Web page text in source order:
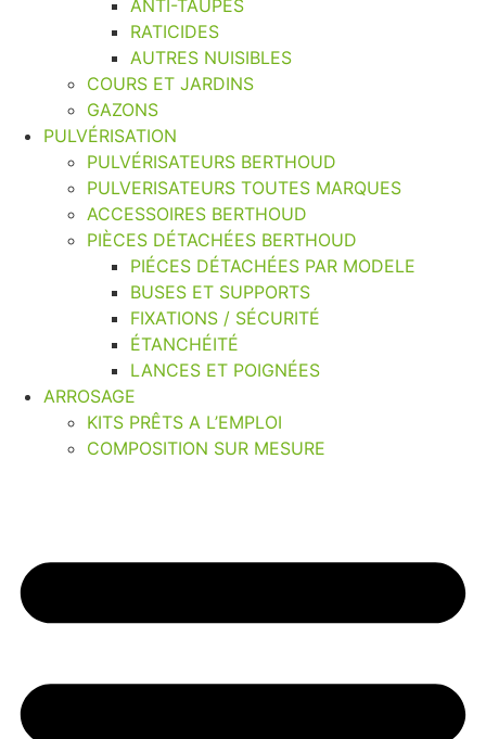
ANTI-TAUPES
RATICIDES
AUTRES NUISIBLES
COURS ET JARDINS
GAZONS
PULVÉRISATION
PULVÉRISATEURS BERTHOUD
PULVERISATEURS TOUTES MARQUES
ACCESSOIRES BERTHOUD
PIÈCES DÉTACHÉES BERTHOUD
PIÉCES DÉTACHÉES PAR MODELE
BUSES ET SUPPORTS
FIXATIONS / SÉCURITÉ
ÉTANCHÉITÉ
LANCES ET POIGNÉES
ARROSAGE
KITS PRÊTS A L’EMPLOI
COMPOSITION SUR MESURE